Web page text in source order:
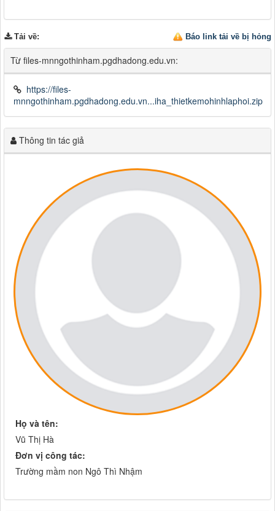
Báo link tải về bị hỏng
Tải về:
Từ files-mnngothinham.pgdhadong.edu.vn:
https://files-
mnngothinham.pgdhadong.edu.vn...iha_thietkemohinhlaphoi.zip
Thông tin tác giả
Họ và tên:
Vũ Thị Hà
Đơn vị công tác:
Trường mầm non Ngô Thì Nhậm